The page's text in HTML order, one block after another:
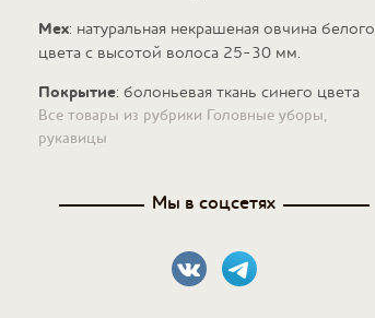
Мех: натуральная некрашеная овчина белого
цвета с высотой волоса 25-30 мм.
Покрытие: болоньевая ткань синего цвета
Все товары из рубрики Головные уборы,
рукавицы
Мы в соцсетях